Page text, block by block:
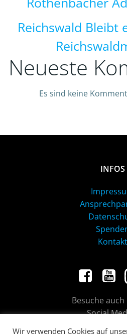
Reichswald Bleibt
Neueste
Es sind keine
INFOS
Kontakt
Besuche
Social
Wir verwenden Cookies auf